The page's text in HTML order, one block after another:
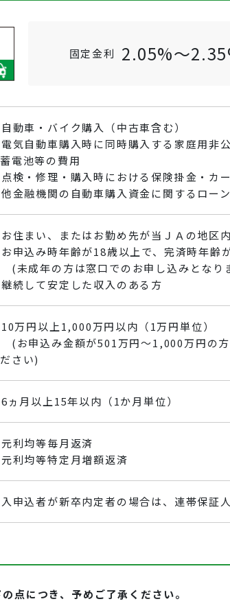
固定金利 2.05%～
動車・バイク購入（中古車含む）
気自動車購入時に同時購入する家庭用非
蓄電池等の費用
検・修理・購入時における保険掛金・カ
金融機関の自動車購入資金に関するロー
住まい、またはお勤め先が当ＪＡの地区
申込み時年齢が18歳以上で、完済時年齢
(未成年の方は窓口でのお申し込みとなり
続して安定した収入のある方
万円以上1,000万円以内（1万円単位）
(お申込み金額が501万円～1,000万円の方
ださい)
ヵ月以上15年以内（1か月単位）
利均等毎月返済
利均等特定月増額返済
申込者が新卒内定者の場合は、連帯保証
点につき、予めご了承ください。